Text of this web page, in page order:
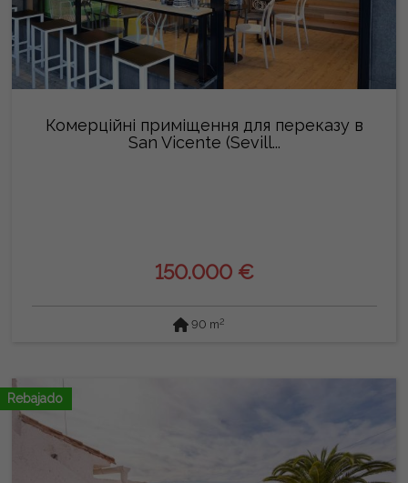
Комерційні приміщення для переказу в
San Vicente (Sevill...
150.000 €
90 m2
Rebajado